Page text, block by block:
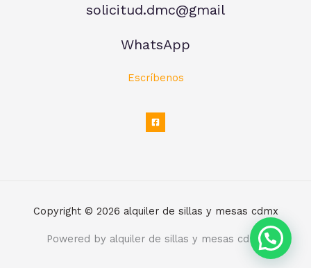
solicitud.dmc@gmail
WhatsApp
Escríbenos
Copyright © 2026 alquiler de sillas y mesas cdmx
Powered by alquiler de sillas y mesas cdmx